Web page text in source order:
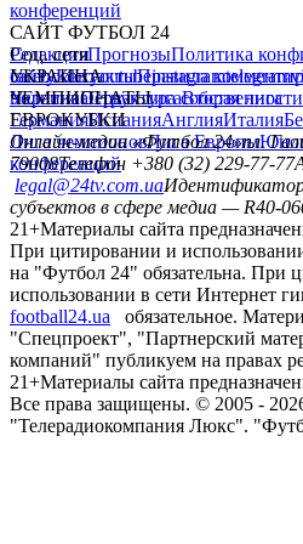
конференций
САЙТ ФУТБОЛ 24
РедакцияПрогнозыПолитика
сайтуКонтактыПравила
политикаСтруктура собственности
Соц. сети
facebookxyoutubeinstagramtelegram
УКРАИНА
УкраинаПервая лигаВторая лига
ЧЕМПИОНАТЫ
ГерманияИспанияАнглияИталия
ЕВРОКУБКИ
Лига чемпионовЛига Европы
конференций
Онлайн-медиа «Футбол 24»пл.
79008Телефон +380 (32) 229-77-77
legal@24tv.com.uaИдентификатор
субъектов в сфере медиа — R40-
21+Материалы сайта
При цитировании и
на "Футбол 24" обязательна. При
использовании в сети Интернет
football24.ua
обязательное.
"Спецпроект", "Партнерский
компаний" публикуем на правах
21+Материалы сайта
Все права защищены. © 2005 -
"Телерадиокомпания Люкс".